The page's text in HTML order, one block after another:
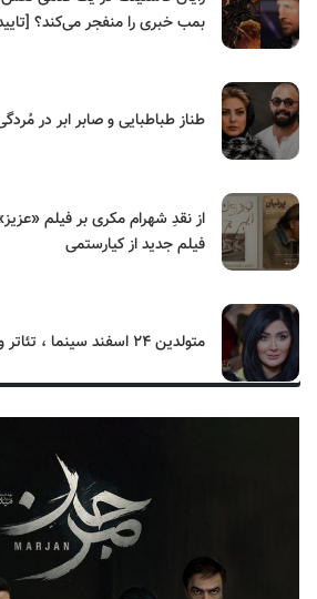
بمب خبری را منفجر می‌کند؟
طناز طباطبایی و صابر ابر در
از نقدِ شهرام مکری بر فیلم
فیلم جدید از کیارستمی
متولدین ۲۴ اسفند سینما ، تئاتر و موسیقی؛ مریم معصومی